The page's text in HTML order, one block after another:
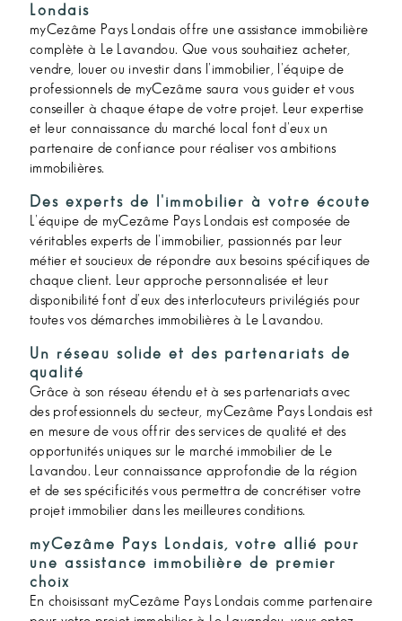
Londais
myCezâme Pays Londais offre une assistance immobilière
complète à Le Lavandou. Que vous souhaitiez acheter,
vendre, louer ou investir dans l'immobilier, l'équipe de
professionnels de myCezâme saura vous guider et vous
conseiller à chaque étape de votre projet. Leur expertise
et leur connaissance du marché local font d'eux un
partenaire de confiance pour réaliser vos ambitions
immobilières.
Des experts de l'immobilier à votre écoute
L'équipe de myCezâme Pays Londais est composée de
véritables experts de l'immobilier, passionnés par leur
métier et soucieux de répondre aux besoins spécifiques de
chaque client. Leur approche personnalisée et leur
disponibilité font d'eux des interlocuteurs privilégiés pour
toutes vos démarches immobilières à Le Lavandou.
Un réseau solide et des partenariats de
qualité
Grâce à son réseau étendu et à ses partenariats avec
des professionnels du secteur, myCezâme Pays Londais est
en mesure de vous offrir des services de qualité et des
opportunités uniques sur le marché immobilier de Le
Lavandou. Leur connaissance approfondie de la région
et de ses spécificités vous permettra de concrétiser votre
projet immobilier dans les meilleures conditions.
myCezâme Pays Londais, votre allié pour
une assistance immobilière de premier
choix
En choisissant myCezâme Pays Londais comme partenaire